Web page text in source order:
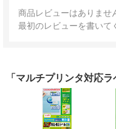
商品レビューはありませ
最初のレビューを書いて
「マルチプリンタ対応